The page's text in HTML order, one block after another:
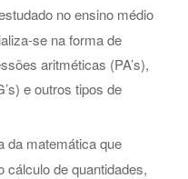
no ensino médio
se na forma de
aritméticas (PA’s),
e outros tipos de
da matemática que
cálculo de quantidades,